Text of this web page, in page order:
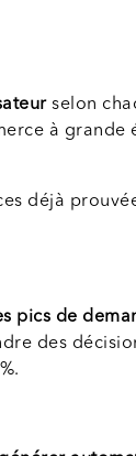
selon
à grande
déjà
pics de
des